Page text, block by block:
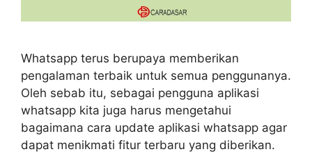
Whatsapp terus berupaya memberikan
pengalaman terbaik untuk semua penggunanya.
Oleh sebab itu, sebagai pengguna aplikasi
whatsapp kita juga harus mengetahui
bagaimana cara update aplikasi whatsapp agar
dapat menikmati fitur terbaru yang diberikan.